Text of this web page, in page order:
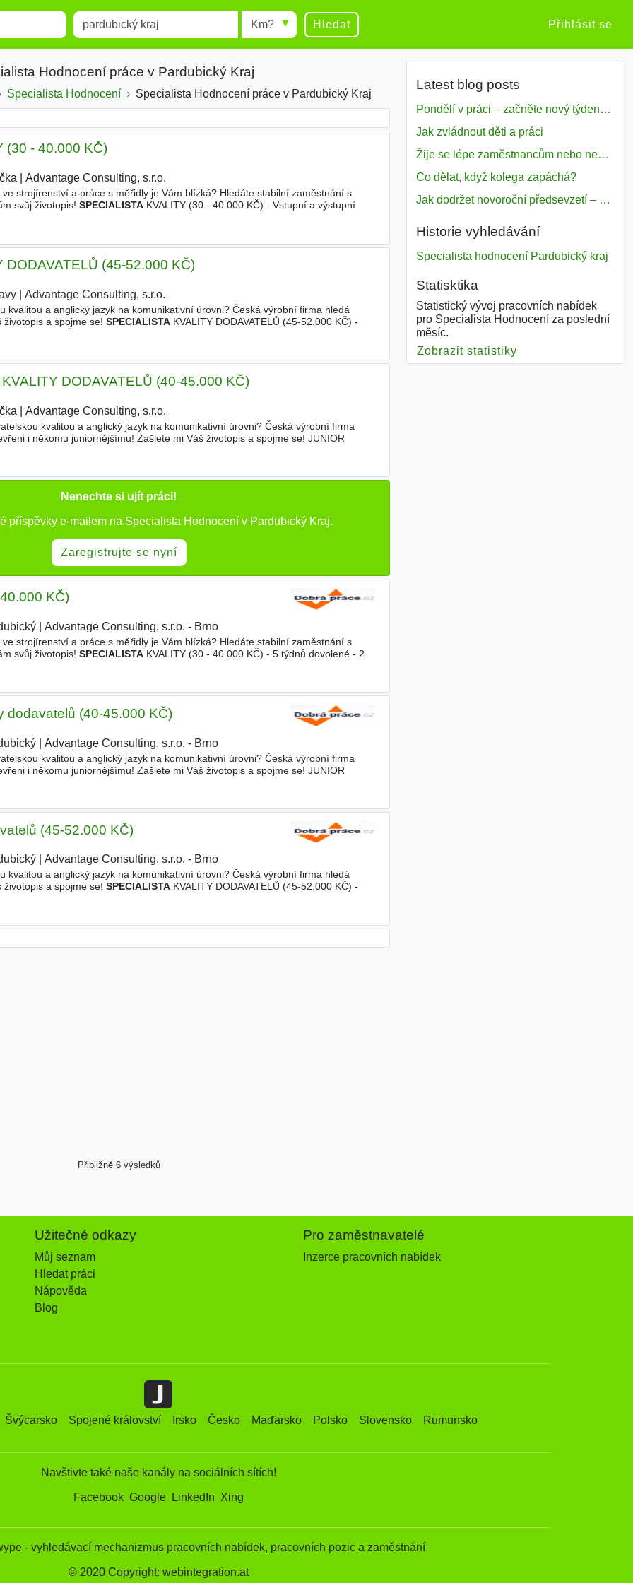
Místo Radius Hledat Přihlásit se
Hodnocení práce v Pardubický Kraj
Specialista Hodnocení Specialista Hodnocení práce v Pardubický Kraj
(30 - 40.000 KČ)
Advantage Consulting, s.r.o.
strojírenství a práce s měřidly je Vám blízká? Hledáte stabilní zaměstnání s
svůj životopis! SPECIALISTAKVALITY (30 - 40.000 KČ) - Vstupní a výstupní
DODAVATELŮ (45-52.000 KČ)
| Advantage Consulting, s.r.o.
kvalitou a anglický jazyk na komunikativní úrovni? Česká výrobní firma hledá
a spojme se! SPECIALISTAKVALITY DODAVATELŮ (45-52.000 KČ) -
DODAVATELŮ (40-45.000 KČ)
Advantage Consulting, s.r.o.
kvalitou a anglický jazyk na komunikativní úrovni? Česká výrobní firma
i někomu juniornějšímu! Zašlete mi Váš životopis a spojme se! JUNIOR
Nenechte si ujít práci!
příspěvky e-mailem na Specialista Hodnocení v Pardubický Kraj.
Zaregistrujte se nyní
KČ)
| Advantage Consulting, s.r.o. - Brno
strojírenství a práce s měřidly je Vám blízká? Hledáte stabilní zaměstnání s
svůj životopis! SPECIALISTAKVALITY (30 - 40.000 KČ) - 5 týdnů dovolené - 2
dodavatelů (40-45.000 KČ)
| Advantage Consulting, s.r.o. - Brno
kvalitou a anglický jazyk na komunikativní úrovni? Česká výrobní firma
i někomu juniornějšímu! Zašlete mi Váš životopis a spojme se! JUNIOR
(45-52.000 KČ)
| Advantage Consulting, s.r.o. - Brno
kvalitou a anglický jazyk na komunikativní úrovni? Česká výrobní firma hledá
a spojme se! SPECIALISTAKVALITY DODAVATELŮ (45-52.000 KČ) -
Přibližně 6 výsledků
Latest blog posts
Pondělí v práci – začněte nový týden s motivací
Jak zvládnout děti a práci
Žije se lépe zaměstnancům nebo nezavislým pracovníkům
Co dělat, když kolega zapáchá?
Jak dodržet novoroční předsevzetí – naše tipy pro dobrý začátek roku 2018
Historie vyhledávání
Specialista hodnocení Pardubický kraj
Statisktika
Statistický vývoj pracovních nabídek
pro Specialista Hodnocení za poslední
měsíc.
Zobrazit statistiky
Užitečné odkazy
Můj seznam
Hledat práci
Nápověda
Blog
Pro zaměstnavatelé
Inzerce pracovních nabídek
Švýcarsko Spojené království Irsko Česko Maďarsko Polsko Slovensko Rumunsko
Navštivte také naše kanály na sociálních sítích!
Facebook Google LinkedIn Xing
- vyhledávací mechanizmus pracovních nabídek, pracovních pozic a zaměstnání.
© 2020 Copyright: webintegration.at